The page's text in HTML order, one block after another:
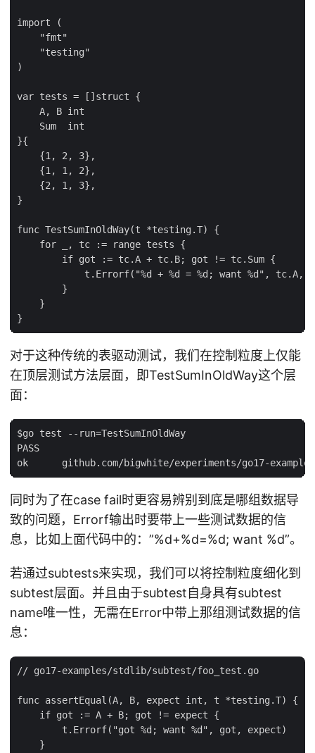
import (
    "fmt"
    "testing"
)
var tests = []struct {
    A, B int
    Sum  int
}{
    {1, 2, 3},
    {1, 1, 2},
    {2, 1, 3},
}
func TestSumInOldWay(t *testing.T) {
    for _, tc := range tests {
        if got := tc.A + tc.B; got != tc.Sum {
t.Errorf("%d + %d = %d; want %d", tc.A,
        }
    }
对于这种传统的表驱动测试，我们在控制粒度上仅能
在顶层测试方法层面，即TestSumInOldWay这个层
面：
$go test --run=TestSumInOldWay
PASS
同时为了在case fail时更容易辨别到底是哪组数据导
致的问题，Errorf输出时要带上一些测试数据的信
息，比如上面代码中的：”%d+%d=%d; want %d”。
若通过subtests来实现，我们可以将控制粒度细化到
subtest层面。并且由于subtest自身具有subtest
name唯一性，无需在Error中带上那组测试数据的信
息：
// go17-examples/stdlib/subtest/foo_test.go
func assertEqual(A, B, expect int, t *testing.T) {
    if got := A + B; got != expect {
        t.Errorf("got %d; want %d", got, expect)
    }